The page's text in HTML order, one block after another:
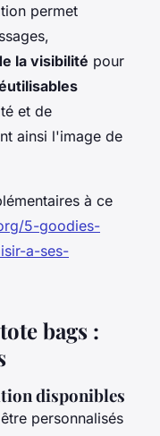
permet
la visibilité pour
et de
ainsi l'image de
à ce
5-goodies-
a-ses-
bags :
disponibles
personnalisés